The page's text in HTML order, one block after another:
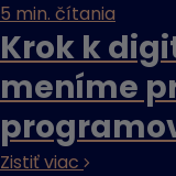
5 min. čítania
Krok k
meníme
Zistiť viac